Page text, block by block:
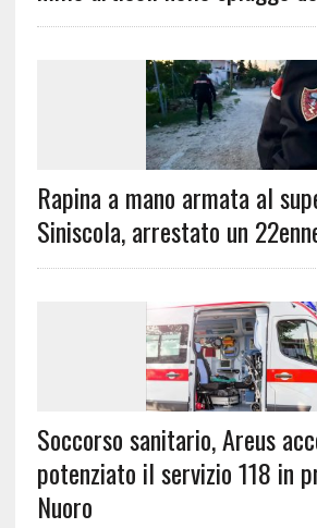
Rapina a mano armata al
Siniscola, arrestato un
Soccorso sanitario, Areus
potenziato il servizio 118 in
Nuoro